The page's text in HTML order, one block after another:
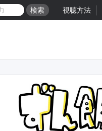
検索 視聴方法